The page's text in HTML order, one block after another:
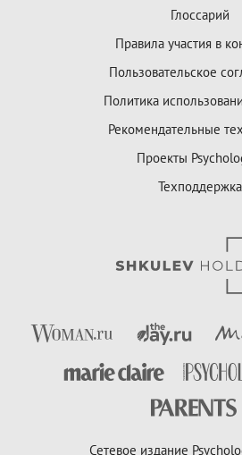
Глоссарий
Правила участия в
Пользовательское
Политика
Рекомендательные
Проекты
Техподдержка
Сетевое издание